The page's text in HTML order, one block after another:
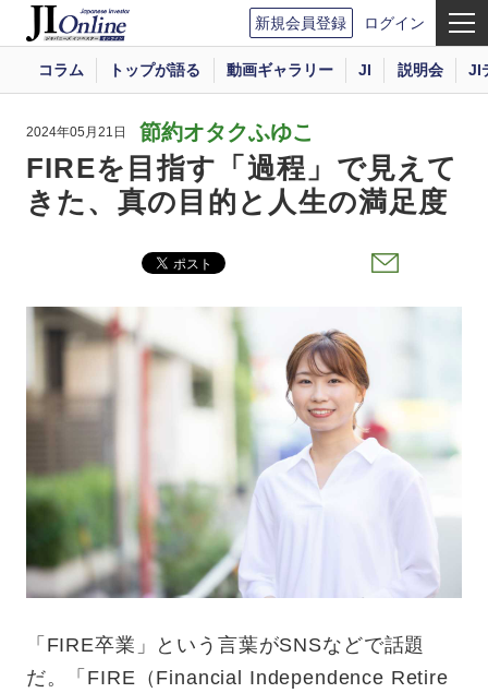
新規会員登録 ログイン
コラム トップが語る 動画ギャラリー JI 説明会 JI
2024年05月21日 節約オタクふゆこ
FIREを目指す「過程」で見えて
きた、真の目的と人生の満足度
「FIRE卒業」という言葉がSNSなどで話題
だ。「FIRE（Financial Independence Retire